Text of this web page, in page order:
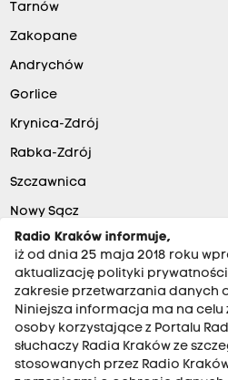
Tarnów
Zakopane
Andrychów
Gorlice
Krynica-Zdrój
Rabka-Zdrój
Szczawnica
Nowy Sącz
Radio Kraków informuje,
iż od dnia 25 maja 2018 roku
aktualizację polityki
zakresie przetwarzania danych
Niniejsza informacja ma na celu
osoby korzystające z Portalu
słuchaczy Radia Kraków ze
stosowanych przez Radio